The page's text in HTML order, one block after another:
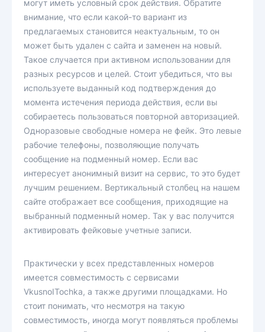
могут иметь условный срок действия. Обратите
внимание, что если какой-то вариант из
предлагаемых становится неактуальным, то он
может быть удален с сайта и заменен на новый.
Такое случается при активном использовании для
разных ресурсов и целей. Стоит убедиться, что вы
используете выданный код подтверждения до
момента истечения периода действия, если вы
собираетесь пользоваться повторной авторизацией.
Одноразовые свободные номера не фейк. Это левые
рабочие телефоны, позволяющие получать
сообщение на подменный номер. Если вас
интересует анонимный визит на сервис, то это будет
лучшим решением. Вертикальный столбец на нашем
сайте отображает все сообщения, приходящие на
выбранный подменный номер. Так у вас получится
активировать фейковые учетные записи.
Практически у всех представленных номеров
имеется совместимость с сервисами
VkusnoITochka, а также другими площадками. Но
стоит понимать, что несмотря на такую
совместимость, иногда могут появляться проблемы